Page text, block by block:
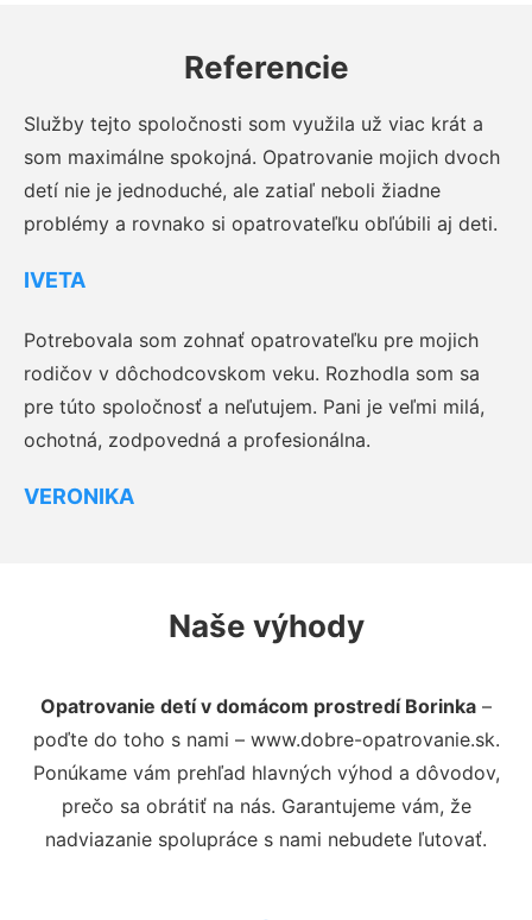
Referencie
Služby tejto spoločnosti som využila už viac krát a
som maximálne spokojná. Opatrovanie mojich dvoch
detí nie je jednoduché, ale zatiaľ neboli žiadne
problémy a rovnako si opatrovateľku obľúbili aj deti.
IVETA
Potrebovala som zohnať opatrovateľku pre mojich
rodičov v dôchodcovskom veku. Rozhodla som sa
pre túto spoločnosť a neľutujem. Pani je veľmi milá,
ochotná, zodpovedná a profesionálna.
VERONIKA
Naše výhody
Opatrovanie detí v domácom prostredí Borinka –
poďte do toho s nami – www.dobre-opatrovanie.sk.
Ponúkame vám prehľad hlavných výhod a dôvodov,
prečo sa obrátiť na nás. Garantujeme vám, že
nadviazanie spolupráce s nami nebudete ľutovať.